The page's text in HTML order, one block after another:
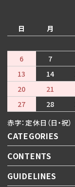
日 月
6
7
13
14
20
21
27
28
赤字：定休日（日・祝）
CATEGORIES
CONTENTS
GUIDELINES